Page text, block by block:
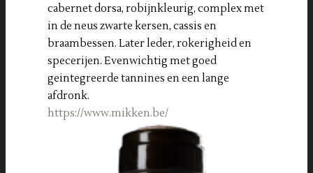
cabernet dorsa, robijnkleurig, complex met
in de neus zwarte kersen, cassis en
braambessen. Later leder, rokerigheid en
specerijen. Evenwichtig met goed
geintegreerde tannines en een lange
afdronk.
https://www.mikken.be/